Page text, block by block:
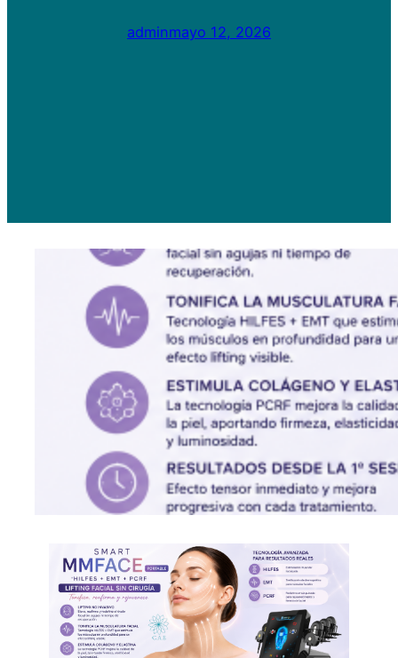
adminmayo 12, 2026